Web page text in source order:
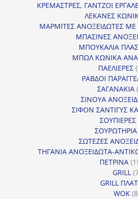
ΚΡΕΜΑΣΤΡΕΣ, ΓΑΝΤΖΟΙ
ΛΕΚΑΝΕΣ
ΜΑΡΜΙΤΕΣ ΑΝΟΞΕΙΔΩΤΕΣ ΜΕ
ΜΠΑΣΙΝΕΣ
ΜΠΟΥΚΑΛΙΑ
ΜΠΩΛ ΚΩΝΙΚΑ
ΠΑΕΛΙΕΡΕΣ
ΡΑΒΔΟΙ
ΣΑΓΑΝΑΚΙΑ
ΣΙΝΟΥΑ
ΣΙΦΟΝ ΣΑΝΤΙΓΥΣ
ΣΟΥΠΙΕΡΕΣ
ΣΟΥΡΩΤΗΡΙΑ
ΣΩΤΕΖΕΣ
ΤΗΓΑΝΙΑ ΑΝΟΞΕΙΔΩΤΑ-
ΠΕΤΡΙΝΑ
GRILL
GRILL
WOK 8